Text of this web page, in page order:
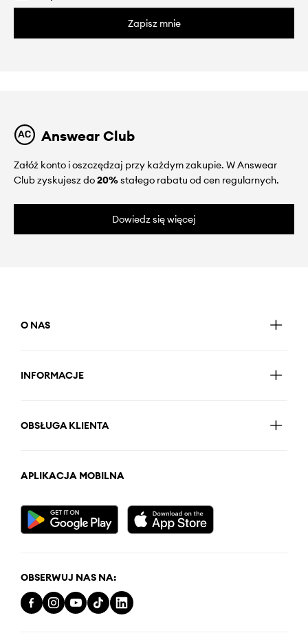
Zapisz mnie
Answear Club
Załóż konto i oszczędzaj przy każdym zakupie. W Answear
Club zyskujesz do20%stałego rabatu od cen regularnych.
Dowiedz się więcej
O NAS
INFORMACJE
OBSŁUGA KLIENTA
APLIKACJA MOBILNA
OBSERWUJ NAS NA: